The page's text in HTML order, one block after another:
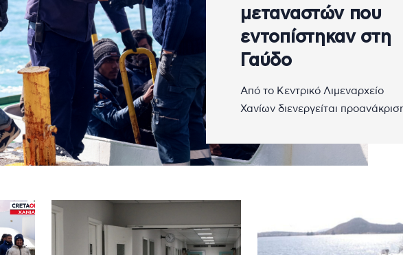
μεταναστών που
εντοπίστηκαν στη
Γαύδο
Από το Κεντρικό Λιμεναρχείο
Χανίων διενεργείται